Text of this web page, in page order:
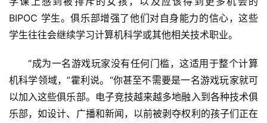
BIPOC 学生。俱乐部增强了他们对自身能力的信心，这些
学生往往会继续学习计算机科学或其他相关技术职业。
“成为一名游戏玩家没有任何门槛，这适用于整个计算
机科学领域，”霍利说。“你甚至不需要是一名游戏玩家就可
以加入这些俱乐部。电子竞技越来越多地融入到各种技术俱
乐部，如设计、广播和新闻，以前被剥夺权利的孩子们正在